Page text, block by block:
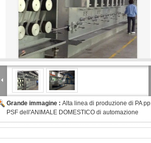
Grande immagine : Alta linea di produzione di PA pp
PSF dell'ANIMALE DOMESTICO di automazione